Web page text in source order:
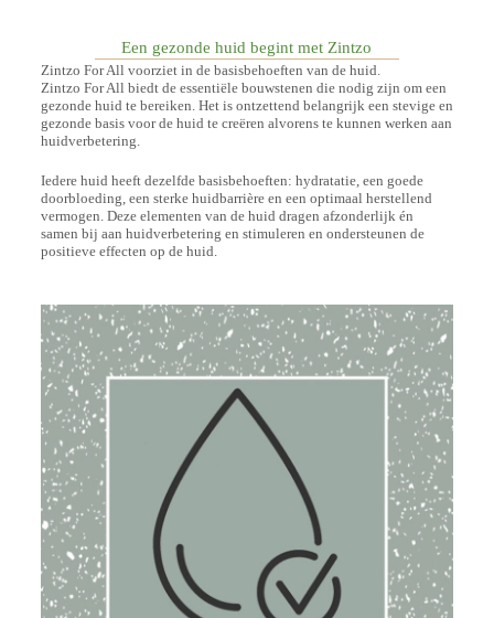
Een gezonde huid begint met Zintzo
Zintzo For All voorziet in de basisbehoeften van de huid.
Zintzo For All biedt de essentiële bouwstenen die nodig zijn om een
gezonde huid te bereiken. Het is ontzettend belangrijk een stevige en
gezonde basis voor de huid te creëren alvorens te kunnen werken aan
huidverbetering.
Iedere huid heeft dezelfde basisbehoeften: hydratatie, een goede
doorbloeding, een sterke huidbarrière en een optimaal herstellend
vermogen. Deze elementen van de huid dragen afzonderlijk én
samen bij aan huidverbetering en stimuleren en ondersteunen de
positieve effecten op de huid.